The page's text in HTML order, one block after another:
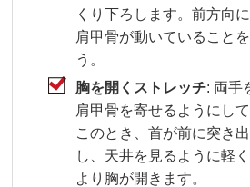
くり下ろします。前方向
肩甲骨が動いていること
う。
胸を開くストレッチ: 両手
肩甲骨を寄せるようにし
このとき、首が前に突き
し、天井を見るように軽
より胸が開きます。